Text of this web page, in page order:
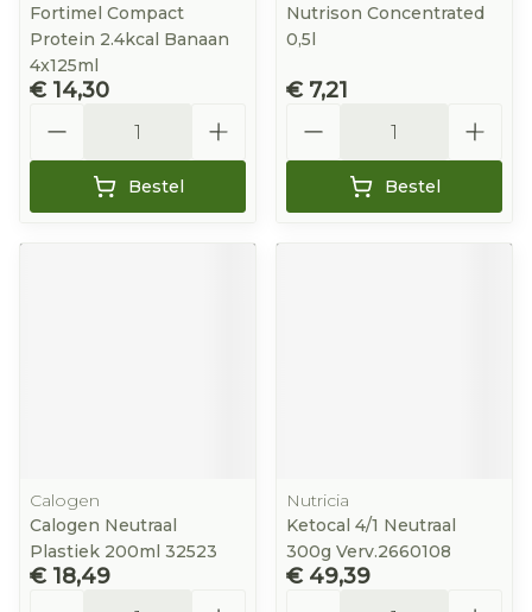
Fortimel Compact
Protein 2.4kcal Banaan
4x125ml
€ 14,30
Bestel
Nutrison Concentrated
0,5l
€ 7,21
Bestel
Calogen
Calogen Neutraal
Plastiek 200ml 32523
€ 18,49
Nutricia
Ketocal 4/1 Neutraal
300g Verv.2660108
€ 49,39